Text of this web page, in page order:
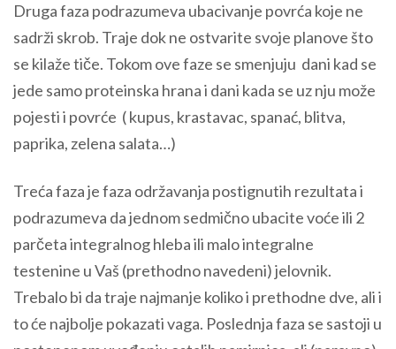
Druga faza podrazumeva ubacivanje povrća koje ne
sadrži skrob. Traje dok ne ostvarite svoje planove što
se kilaže tiče. Tokom ove faze se smenjuju dani kad se
jede samo proteinska hrana i dani kada se uz nju može
pojesti i povrće ( kupus, krastavac, spanać, blitva,
paprika, zelena salata…)
Treća faza je faza održavanja postignutih rezultata i
podrazumeva da jednom sedmično ubacite voće ili 2
parčeta integralnog hleba ili malo integralne
testenine u Vaš (prethodno navedeni) jelovnik.
Trebalo bi da traje najmanje koliko i prethodne dve, ali i
to će najbolje pokazati vaga. Poslednja faza se sastoji u